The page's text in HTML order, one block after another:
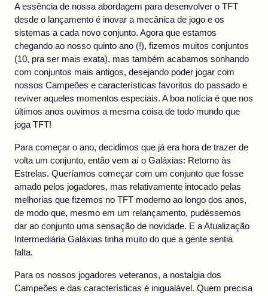
A essência de nossa abordagem para desenvolver o TFT
desde o lançamento é inovar a mecânica de jogo e os
sistemas a cada novo conjunto. Agora que estamos
chegando ao nosso quinto ano (!), fizemos muitos conjuntos
(10, pra ser mais exata), mas também acabamos sonhando
com conjuntos mais antigos, desejando poder jogar com
nossos Campeões e características favoritos do passado e
reviver aqueles momentos especiais. A boa notícia é que nos
últimos anos ouvimos a mesma coisa de todo mundo que
joga TFT!
Para começar o ano, decidimos que já era hora de trazer de
volta um conjunto, então vem aí o Galáxias: Retorno às
Estrelas. Queríamos começar com um conjunto que fosse
amado pelos jogadores, mas relativamente intocado pelas
melhorias que fizemos no TFT moderno ao longo dos anos,
de modo que, mesmo em um relançamento, pudéssemos
dar ao conjunto uma sensação de novidade. E a Atualização
Intermediária Galáxias tinha muito do que a gente sentia
falta.
Para os nossos jogadores veteranos, a nostalgia dos
Campeões e das características é inigualável. Quem precisa